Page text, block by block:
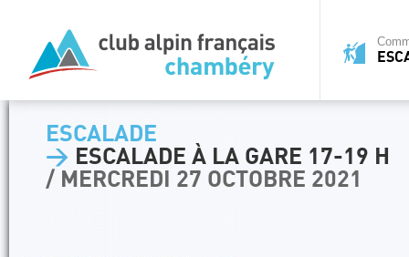
ESCALADE
> ESCALADE À LA GARE 17-19 H
/ MERCREDI 27 OCTOBRE 2021